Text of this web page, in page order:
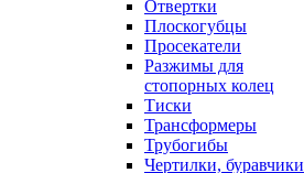
Отвертки
Плоскогубцы
Просекатели
Разжимы для
стопорных колец
Тиски
Трансформеры
Трубогибы
Чертилки, буравчики